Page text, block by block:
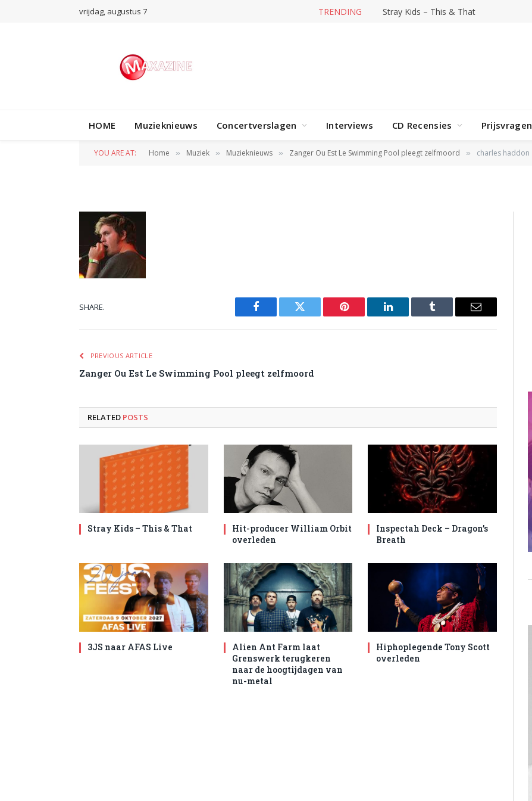
vrijdag, augustus 7 TRENDING Stray Kids – This & That
HOME Muzieknieuws Concertverslagen Interviews CD Recensies Prijsvragen
YOU ARE AT: Home » Muziek » Muzieknieuws » Zanger Ou Est Le Swimming Pool pleegt zelfmoord » charles haddon
charles haddon
SHARE.
Facebook Twitter Pinterest LinkedIn Tumblr Email
PREVIOUS ARTICLE
Zanger Ou Est Le Swimming Pool pleegt zelfmoord
RELATED POSTS
Stray Kids – This & That
Hit-producer William Orbit
overleden
Inspectah Deck – Dragon’s
Breath
3JS naar AFAS Live
Alien Ant Farm laat
Grenswerk terugkeren
naar de hoogtijdagen van
nu-metal
Hiphoplegende Tony Scott
overleden